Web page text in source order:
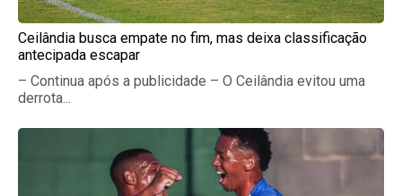
Ceilândia busca empate no fim, mas deixa classificação
antecipada escapar
– Continua após a publicidade – O Ceilândia evitou uma
derrota...